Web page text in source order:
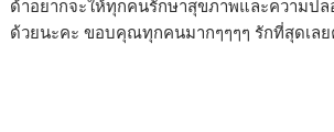
ด้าอยากจะให้ทุกคนรักษาสุขภาพและความปล
ด้วยนะคะ ขอบคุณทุกคนมากๆๆๆๆ รักที่สุดเลย